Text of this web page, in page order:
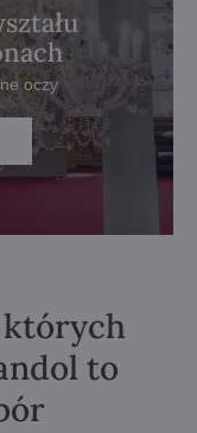
oczy
których
to